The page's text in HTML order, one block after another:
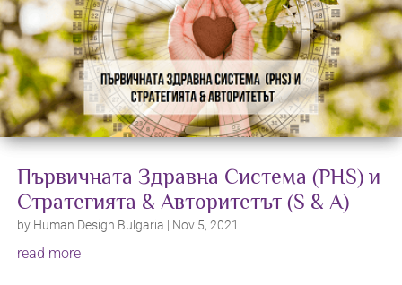
Първичната Здравна Система (PHS) и
Стратегията & Авторитетът (S & A)
by Human Design Bulgaria | Nov 5, 2021
read more